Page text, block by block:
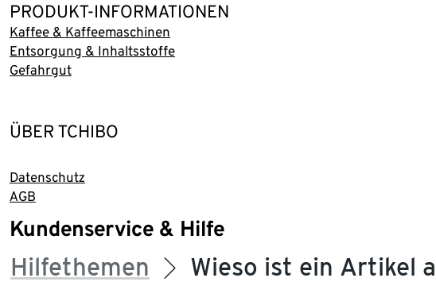
PRODUKT-INFORMATIONEN
Kaffee & Kaffeemaschinen
Entsorgung & Inhaltsstoffe
Gefahrgut
ÜBER TCHIBO
Datenschutz
AGB
Kundenservice & Hilfe
Hilfethemen Wieso ist ein Artikel